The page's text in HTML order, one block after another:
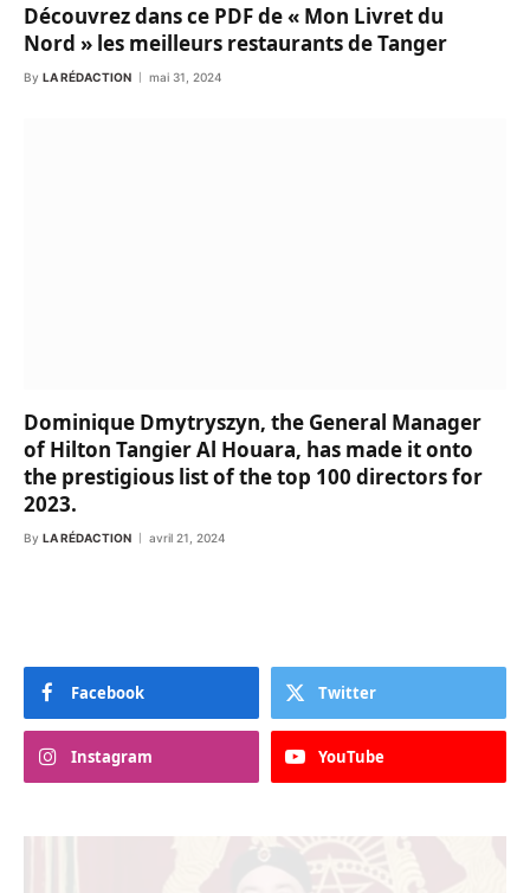
Découvrez dans ce PDF de « Mon Livret du
Nord » les meilleurs restaurants de Tanger
By LA RÉDACTION mai 31, 2024
Dominique Dmytryszyn, the General Manager
of Hilton Tangier Al Houara, has made it onto
the prestigious list of the top 100 directors for
2023.
By LA RÉDACTION avril 21, 2024
Facebook Twitter
Instagram YouTube